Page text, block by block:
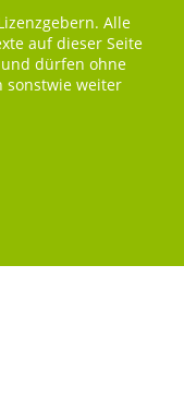
Alle
auf dieser Seite
dürfen ohne
sonstwie weiter